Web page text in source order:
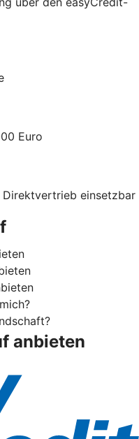
Euro
Direktvertrieb einsetzbar
anbieten